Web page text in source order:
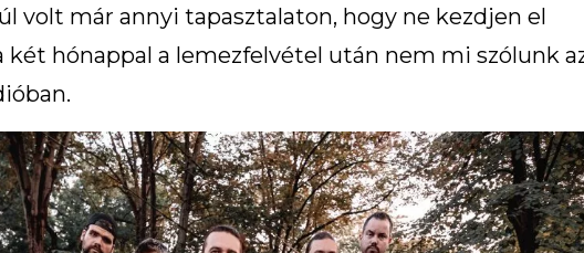
volt már annyi tapasztalaton, hogy ne kezdjen el
két hónappal a lemezfelvétel után nem mi szólunk